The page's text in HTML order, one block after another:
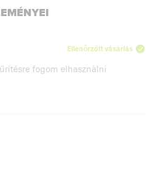
Ellenőrzött vásárlás
fogom elhasznàlni